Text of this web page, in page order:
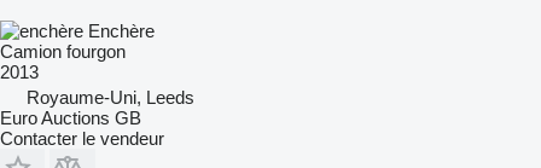
Enchère
Camion fourgon
2013
Royaume-Uni, Leeds
Euro Auctions GB
Contacter le vendeur